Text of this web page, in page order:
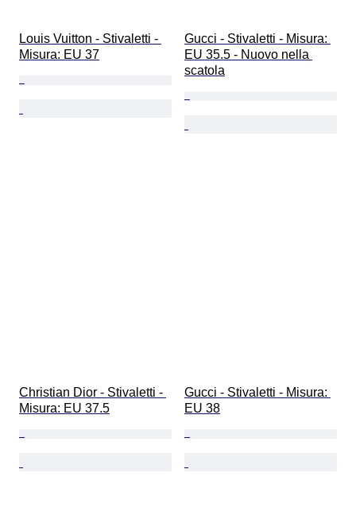
Louis Vuitton - Stivaletti -
Misura: EU 37
Gucci - Stivaletti - Misura:
EU 35.5 - Nuovo nella
scatola
Christian Dior - Stivaletti -
Misura: EU 37.5
Gucci - Stivaletti - Misura:
EU 38